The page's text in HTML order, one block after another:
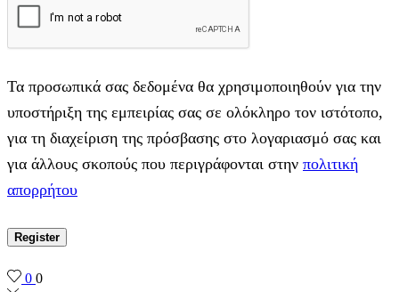
Τα προσωπικά σας δεδομένα θα χρησιμοποιηθούν για την
υποστήριξη της εμπειρίας σας σε ολόκληρο τον ιστότοπο,
για τη διαχείριση της πρόσβασης στο λογαριασμό σας και
για άλλους σκοπούς που περιγράφονται στην πολιτική
απορρήτου
Register
0 0